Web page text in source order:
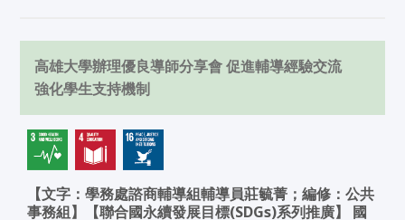
高雄大學辦理優良導師分享會 促進輔導經驗交流
強化學生支持機制
【文字：學務處諮商輔導組輔導員莊毓菁；編修：公共
事務組】【聯合國永續發展目標(SDGs)系列推廣】 國